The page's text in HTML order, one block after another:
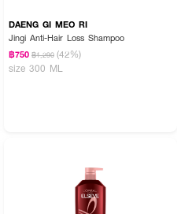
DAENG GI MEO RI
Jingi Anti-Hair Loss Shampoo
฿750 ฿1,290 (42%)
size 300 ML